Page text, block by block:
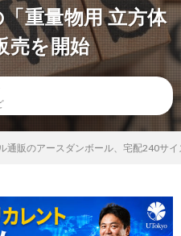
重量物用 立方体
売を開始
通販のアースダンボール、宅配240サ